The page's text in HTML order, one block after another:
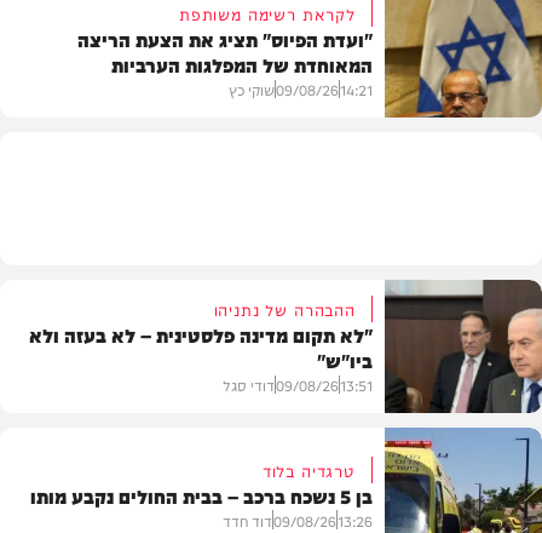
משטרה
לקראת רשימה משותפת
"ועדת הפיוס" תציג את הצעת הריצה
המאוחדת של המפלגות הערביות
14:21
09/08/26שוקי כץ
חדשות
ההבהרה של נתניהו
"לא תקום מדינה פלסטינית – לא בעזה ולא
ביו"ש"
13:51
09/08/26דודי סגל
טרגדיה בלוד
בן 5 נשכח ברכב – בבית החולים נקבע מותו
13:26
09/08/26דוד חדד